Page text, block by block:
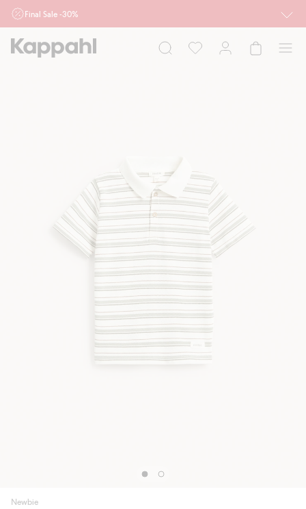
Final Sale -30%
działu outlet do 10.8 w sklepach Kappahl i Newbie oraz na kappahl.com. Ofert
nie łączymy
Newbie